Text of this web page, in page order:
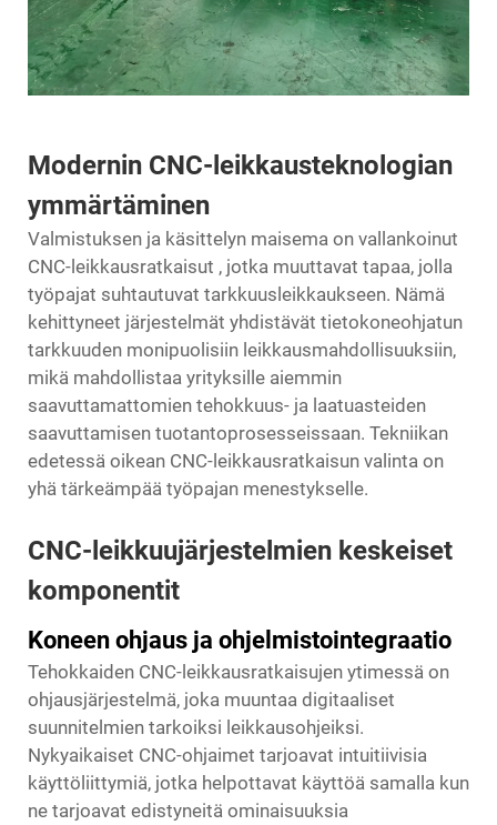
Modernin CNC-leikkausteknologian
ymmärtäminen
Valmistuksen ja käsittelyn maisema on vallankoinut
CNC-leikkausratkaisut , jotka muuttavat tapaa, jolla
työpajat suhtautuvat tarkkuusleikkaukseen. Nämä
kehittyneet järjestelmät yhdistävät tietokoneohjatun
tarkkuuden monipuolisiin leikkausmahdollisuuksiin,
mikä mahdollistaa yrityksille aiemmin
saavuttamattomien tehokkuus- ja laatuasteiden
saavuttamisen tuotantoprosesseissaan. Tekniikan
edetessä oikean CNC-leikkausratkaisun valinta on
yhä tärkeämpää työpajan menestykselle.
CNC-leikkuujärjestelmien keskeiset
komponentit
Koneen ohjaus ja ohjelmistointegraatio
Tehokkaiden CNC-leikkausratkaisujen ytimessä on
ohjausjärjestelmä, joka muuntaa digitaaliset
suunnitelmien tarkoiksi leikkausohjeiksi.
Nykyaikaiset CNC-ohjaimet tarjoavat intuitiivisia
käyttöliittymiä, jotka helpottavat käyttöä samalla kun
ne tarjoavat edistyneitä ominaisuuksia